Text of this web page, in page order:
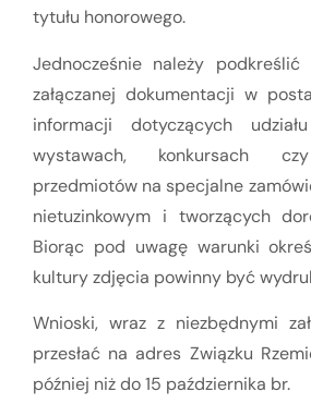
tytułu honorowego.
Jednocześnie należy podkreślić
załączanej dokumentacji w
informacji dotyczących
wystawach, konkursach
przedmiotów na specjalne
nietuzinkowym i tworzących
Biorąc pod uwagę warunki
kultury zdjęcia powinny być
Wnioski, wraz z niezbędnymi
przesłać na adres Związku
później niż do 15 października br.